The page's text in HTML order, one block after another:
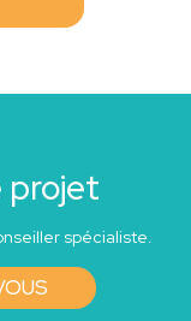
projet
spécialiste.